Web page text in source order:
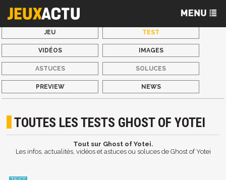
JEU TEST
VIDÉOS IMAGES
ASTUCES SOLUCES
PREVIEW NEWS
TOUTES LES TESTS GHOST OF YOTEI
Tout sur Ghost of Yotei.
Les infos, actualités, vidéos et astuces ou soluces de Ghost of Yotei